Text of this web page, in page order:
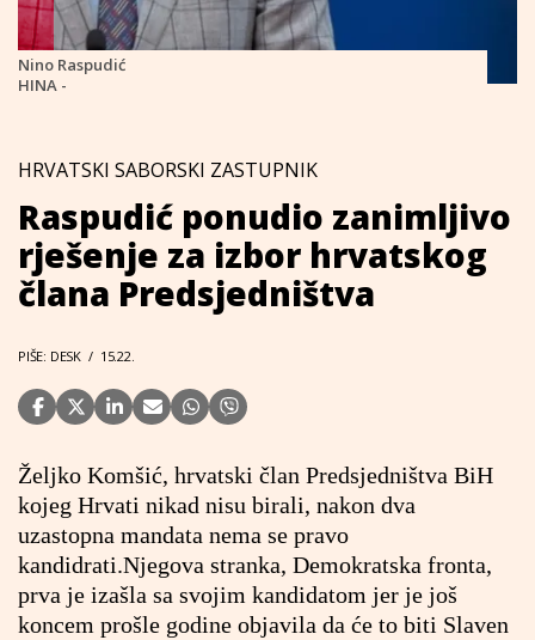
Nino Raspudić
HINA -
HRVATSKI SABORSKI ZASTUPNIK
Raspudić ponudio zanimljivo
rješenje za izbor hrvatskog
člana Predsjedništva
PIŠE: DESK / 15.22.
Željko Komšić, hrvatski član Predsjedništva BiH
kojeg Hrvati nikad nisu birali, nakon dva
uzastopna mandata nema se pravo
kandidrati.Njegova stranka, Demokratska fronta,
prva je izašla sa svojim kandidatom jer je još
koncem prošle godine objavila da će to biti Slaven